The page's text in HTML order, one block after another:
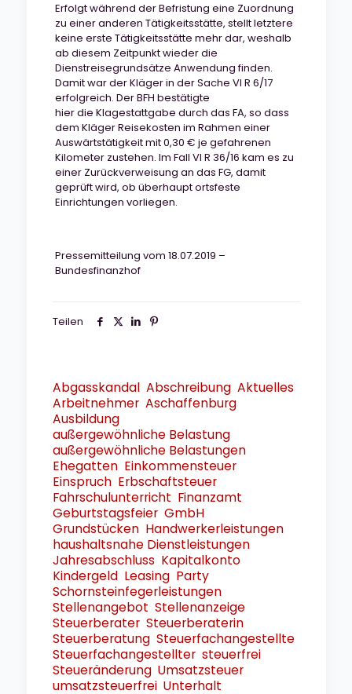
Erfolgt während der Befristung eine Zuordnung
zu einer anderen Tätigkeitsstätte, stellt letztere
keine erste Tätigkeitsstätte mehr dar, weshalb
ab diesem Zeitpunkt wieder die
Dienstreisegrundsätze Anwendung finden.
Damit war der Kläger in der Sache VI R 6/17
erfolgreich. Der BFH bestätigte
hier die Klagestattgabe durch das FA, so dass
dem Kläger Reisekosten im Rahmen einer
Auswärtstätigkeit mit 0,30 € je gefahrenen
Kilometer zustehen. Im Fall VI R 36/16 kam es zu
einer Zurückverweisung an das FG, damit
geprüft wird, ob überhaupt ortsfeste
Einrichtungen vorliegen.
Pressemitteilung vom 18.07.2019 –
Bundesfinanzhof
Teilen
Abgasskandal Abschreibung Aktuelles
Arbeitnehmer Aschaffenburg
Ausbildung
außergewöhnliche Belastung
außergewöhnliche Belastungen
Ehegatten Einkommensteuer
Einspruch Erbschaftsteuer
Fahrschulunterricht Finanzamt
Geburtstagsfeier GmbH
Grundstücken Handwerkerleistungen
haushaltsnahe Dienstleistungen
Jahresabschluss Kapitalkonto
Kindergeld Leasing Party
Schornsteinfegerleistungen
Stellenangebot Stellenanzeige
Steuerberater Steuerberaterin
Steuerberatung Steuerfachangestellte
Steuerfachangestellter steuerfrei
Steueränderung Umsatzsteuer
umsatzsteuerfrei Unterhalt